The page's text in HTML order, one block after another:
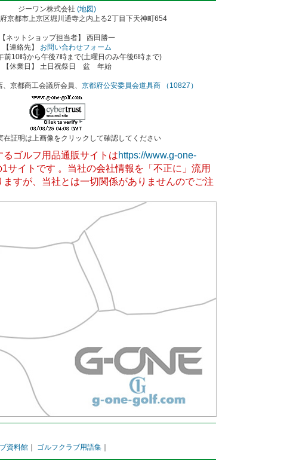
ジーワン株式会社 (地図)
京都市上京区堀川通寺之内上る2丁目下天神町654
【ネットショップ担当者】 西田勝一
【連絡先】 お問い合わせフォーム
前10時から午後7時まで(土曜日のみ午後6時まで)
【休業日】 土日祝祭日 盆 年始
京都商工会議所会員、 京都府公安委員会道具商 （10827）
在証明は上画像をクリックして確認してください
ゴルフ用品通販サイトはhttps://www.g-one-
サイトです 。当社の会社情報を「不正に」流用
ますが、当社とは一切関係がありませんのでご注
資料館 ゴルフクラブ用語集